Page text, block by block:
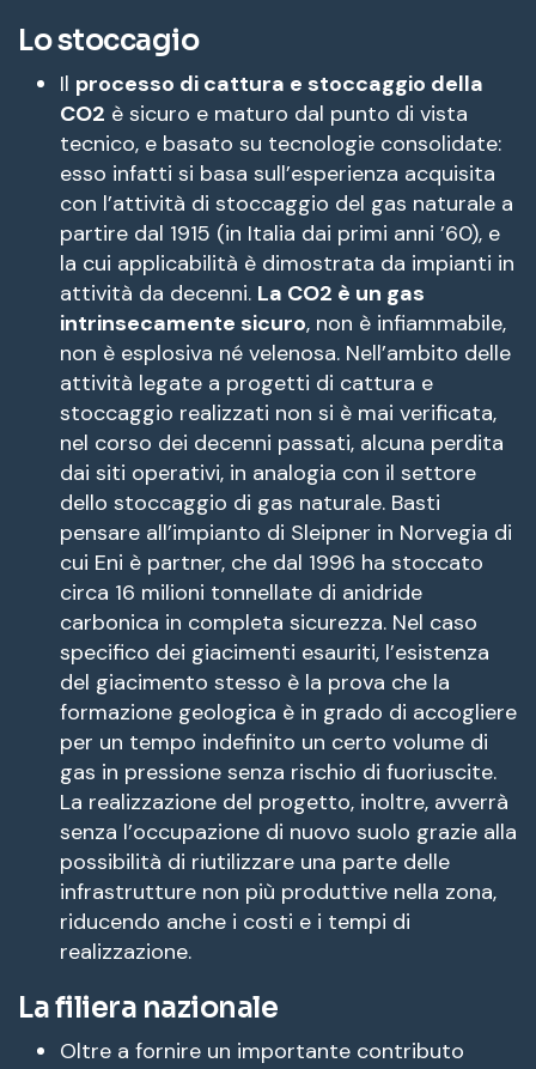
Lo stoccagio
Il processo di cattura e stoccaggio della
CO2 è sicuro e maturo dal punto di vista
tecnico, e basato su tecnologie consolidate:
esso infatti si basa sull’esperienza acquisita
con l’attività di stoccaggio del gas naturale a
partire dal 1915 (in Italia dai primi anni ’60), e
la cui applicabilità è dimostrata da impianti in
attività da decenni. La CO2 è un gas
intrinsecamente sicuro, non è infiammabile,
non è esplosiva né velenosa. Nell’ambito delle
attività legate a progetti di cattura e
stoccaggio realizzati non si è mai verificata,
nel corso dei decenni passati, alcuna perdita
dai siti operativi, in analogia con il settore
dello stoccaggio di gas naturale. Basti
pensare all’impianto di Sleipner in Norvegia di
cui Eni è partner, che dal 1996 ha stoccato
circa 16 milioni tonnellate di anidride
carbonica in completa sicurezza. Nel caso
specifico dei giacimenti esauriti, l’esistenza
del giacimento stesso è la prova che la
formazione geologica è in grado di accogliere
per un tempo indefinito un certo volume di
gas in pressione senza rischio di fuoriuscite.
La realizzazione del progetto, inoltre, avverrà
senza l’occupazione di nuovo suolo grazie alla
possibilità di riutilizzare una parte delle
infrastrutture non più produttive nella zona,
riducendo anche i costi e i tempi di
realizzazione.
La filiera nazionale
Oltre a fornire un importante contributo